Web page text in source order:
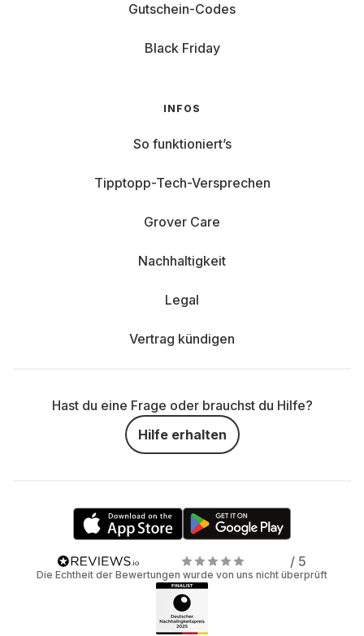
Gutschein-Codes
Black Friday
INFOS
So funktioniert’s
Tipptopp-Tech-Versprechen
Grover Care
Nachhaltigkeit
Legal
Vertrag kündigen
Hast du eine Frage oder brauchst du Hilfe?
Hilfe erhalten
/ 5
Die Echtheit der Bewertungen wurde von uns nicht überprüft